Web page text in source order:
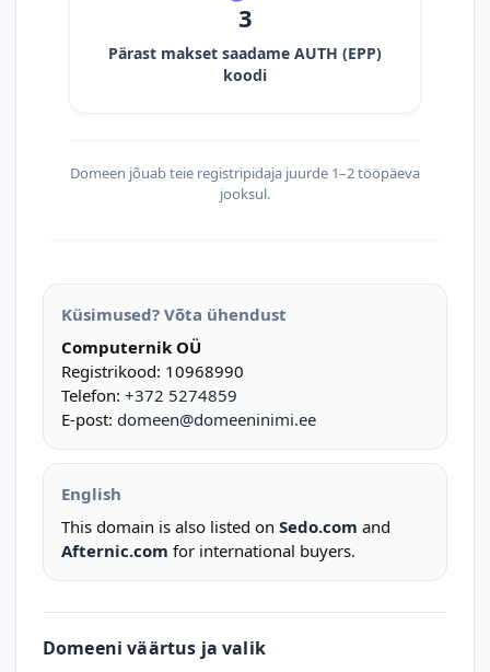
3
Pärast makset saadame AUTH (EPP)
koodi
Domeen jõuab teie registripidaja juurde 1–2 tööpäeva
jooksul.
Küsimused? Võta ühendust
Computernik OÜ
Registrikood: 10968990
Telefon: +372 5274859
E-post: domeen@domeeninimi.ee
English
This domain is also listed on Sedo.com and
Afternic.com for international buyers.
Domeeni väärtus ja valik